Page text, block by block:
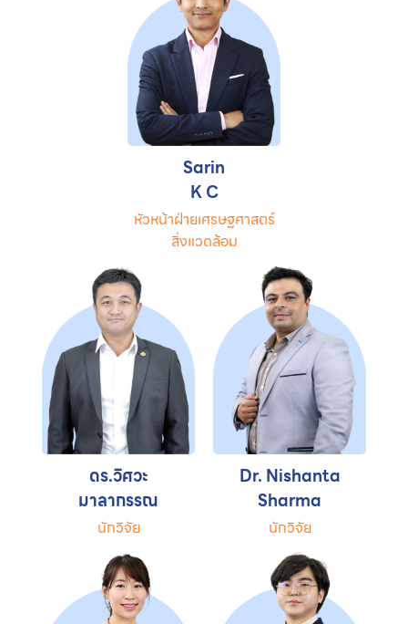
Sarin
K C
หัวหน้าฝ่ายเศรษฐศาสตร์
สิ่งแวดล้อม
ดร.วิศวะ
มาลากรรณ
นักวิจัย
Dr. Nishanta
Sharma
นักวิจัย